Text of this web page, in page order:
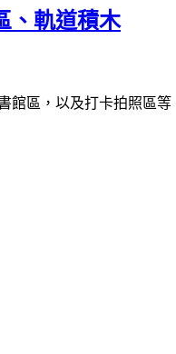
、軌道積木
館區，以及打卡拍照區等